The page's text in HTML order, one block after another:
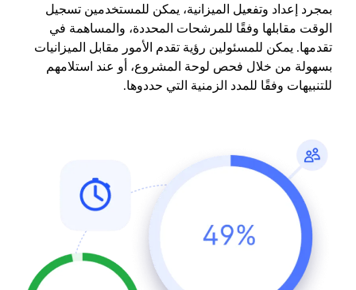
بمجرد إعداد وتفعيل الميزانية، يمكن للمستخدمين تسجيل
الوقت مقابلها وفقًا للمرشحات المحددة، والمساهمة في
تقدمها. يمكن للمسئولين رؤية تقدم الأمور مقابل الميزانيات
بسهولة من خلال فحص لوحة المشروع، أو عند استلامهم
للتنبيهات وفقًا للمدد الزمنية التي حددوها.